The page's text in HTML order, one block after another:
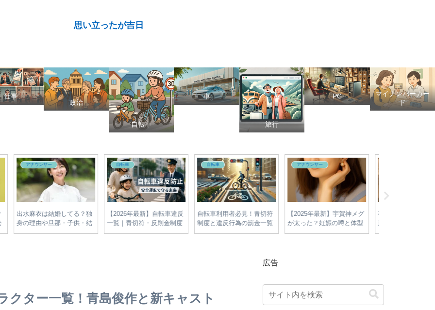
思い立ったが吉日
仕事
政治
自転車
車
旅行
PC
マイナンバーカー
ド
アナウンサー
【2025年最新】宇賀神メグ
が太った？妊娠の噂と体型
変化の真相をやさしく解説
政治
有村治子の家系図まとめ｜
東郷平八郎との関係や滋賀
の名家のルーツを解説
アナウンサー
日テレ安村直樹アナが医学
部進学！大学はどこ？進学
理由・経歴・父への憧れを
政治
【2025年参院選】各党の最
新公約・争点まとめ｜物価
高・減税・エネルギー政策
クター一覧！青島俊作と新キャスト
広告